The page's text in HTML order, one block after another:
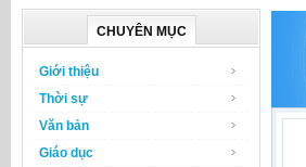
CHUYÊN MỤC
Giới thiệu
Thời sự
Văn bản
Giáo dục